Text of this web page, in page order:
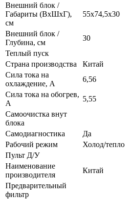
Внешний блок /
Габариты (ВхШхГ),
см
55х74,5х30
Внешний блок /
Глубина, см
30
Теплый пуск
Страна производства
Китай
Сила тока на
охлаждение, А
6,56
Сила тока на обогрев,
А
5,55
Самоочистка внут
блока
Самодиагностика
Да
Рабочий режим
Холод/тепло
Пульт Д/У
Наименование
производителя
Китай
Предварительный
фильтр